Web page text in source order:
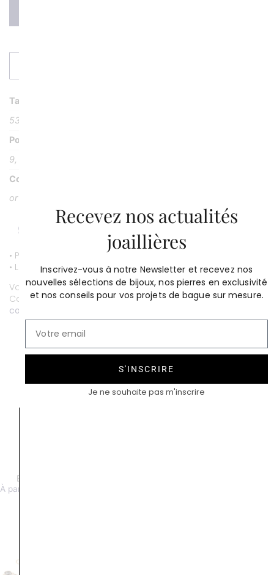
Taille
53
Poids
9, 40 g
Couleur
or rose et or blanc palladié 18 k
• Paiement par CB entièrement sécurisé.
• Livraison gratuite.
Vous souhaitez personnaliser ce bijou ?
Contactez-nous au01 53 81 69 08
contact@compagniedesgemmes.com
Essentiel diamants or rose
À partir de 1600 €
Recevez nos actualités
joaillières
Inscrivez-vous à notre Newsletter et recevez nos
nouvelles sélections de bijoux, nos pierres en exclusivité
et nos conseils pour vos projets de bague sur mesure.
S'INSCRIRE
Je ne souhaite pas m'inscrire